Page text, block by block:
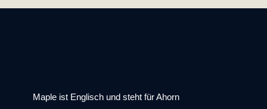
Maple ist Englisch und steht für Ahorn